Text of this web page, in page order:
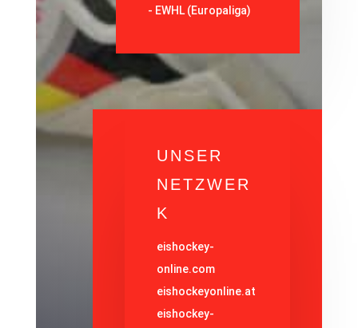
- EWHL (Europaliga)
UNSER
NETZWER
K
eishockey-
online.com
eishockeyonline.at
eishockey-